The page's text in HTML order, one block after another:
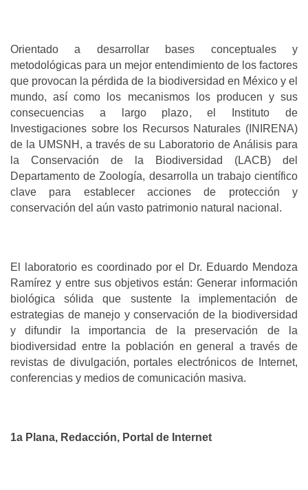
Orientado a desarrollar bases conceptuales y
metodológicas para un mejor entendimiento de los factores
que provocan la pérdida de la biodiversidad en México y el
mundo, así como los mecanismos los producen y sus
consecuencias a largo plazo, el Instituto de
Investigaciones sobre los Recursos Naturales (INIRENA)
de la UMSNH, a través de su Laboratorio de Análisis para
la Conservación de la Biodiversidad (LACB) del
Departamento de Zoología, desarrolla un trabajo científico
clave para establecer acciones de protección y
conservación del aún vasto patrimonio natural nacional.
El laboratorio es coordinado por el Dr. Eduardo Mendoza
Ramírez y entre sus objetivos están: Generar información
biológica sólida que sustente la implementación de
estrategias de manejo y conservación de la biodiversidad
y difundir la importancia de la preservación de la
biodiversidad entre la población en general a través de
revistas de divulgación, portales electrónicos de Internet,
conferencias y medios de comunicación masiva.
1a Plana, Redacción, Portal de Internet